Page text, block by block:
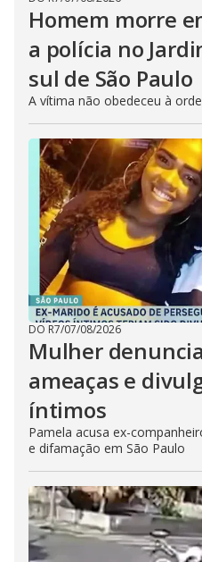
Homem morre
a polícia no
sul de São Paulo
A vítima não obedeceu à
DO R7/07/08/2026
Mulher
ameaças e
íntimos
Pamela acusa ex-
e difamação em São Paulo